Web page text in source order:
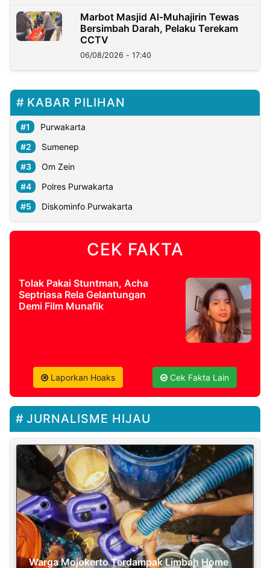
Marbot Masjid Al-Muhajirin Tewas
Bersimbah Darah, Pelaku Terekam
CCTV
06/08/2026 - 17:40
KABAR PILIHAN
Purwakarta
Sumenep
Om Zein
Polres Purwakarta
Diskominfo Purwakarta
CEK FAKTA
Tolak Pakai Stuntman, Acha
Septriasa Rela Gelantungan
Demi Film Munafik
Laporkan Hoaks Cek Fakta Lain
JURNALISME HIJAU
Warga Mojokerto Terdampak Limbah Home